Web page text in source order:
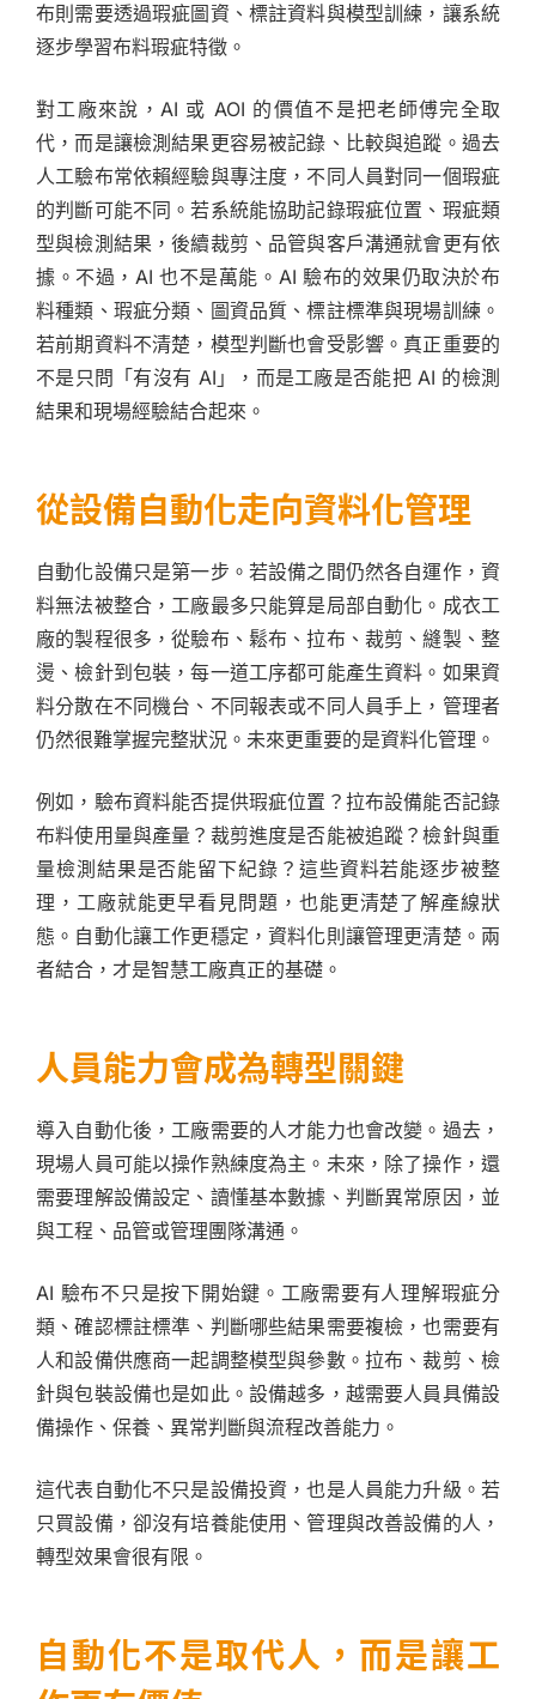
布則需要透過瑕疵圖資、標註資料與模型訓練，讓系統
逐步學習布料瑕疵特徵。
對工廠來說，AI 或 AOI 的價值不是把老師傅完全取
代，而是讓檢測結果更容易被記錄、比較與追蹤。過去
人工驗布常依賴經驗與專注度，不同人員對同一個瑕疵
的判斷可能不同。若系統能協助記錄瑕疵位置、瑕疵類
型與檢測結果，後續裁剪、品管與客戶溝通就會更有依
據。不過，AI 也不是萬能。AI 驗布的效果仍取決於布
料種類、瑕疵分類、圖資品質、標註標準與現場訓練。
若前期資料不清楚，模型判斷也會受影響。真正重要的
不是只問「有沒有 AI」，而是工廠是否能把 AI 的檢測
結果和現場經驗結合起來。
從設備自動化走向資料化管理
自動化設備只是第一步。若設備之間仍然各自運作，資
料無法被整合，工廠最多只能算是局部自動化。成衣工
廠的製程很多，從驗布、鬆布、拉布、裁剪、縫製、整
燙、檢針到包裝，每一道工序都可能產生資料。如果資
料分散在不同機台、不同報表或不同人員手上，管理者
仍然很難掌握完整狀況。未來更重要的是資料化管理。
例如，驗布資料能否提供瑕疵位置？拉布設備能否記錄
布料使用量與產量？裁剪進度是否能被追蹤？檢針與重
量檢測結果是否能留下紀錄？這些資料若能逐步被整
理，工廠就能更早看見問題，也能更清楚了解產線狀
態。自動化讓工作更穩定，資料化則讓管理更清楚。兩
者結合，才是智慧工廠真正的基礎。
人員能力會成為轉型關鍵
導入自動化後，工廠需要的人才能力也會改變。過去，
現場人員可能以操作熟練度為主。未來，除了操作，還
需要理解設備設定、讀懂基本數據、判斷異常原因，並
與工程、品管或管理團隊溝通。
AI 驗布不只是按下開始鍵。工廠需要有人理解瑕疵分
類、確認標註標準、判斷哪些結果需要複檢，也需要有
人和設備供應商一起調整模型與參數。拉布、裁剪、檢
針與包裝設備也是如此。設備越多，越需要人員具備設
備操作、保養、異常判斷與流程改善能力。
這代表自動化不只是設備投資，也是人員能力升級。若
只買設備，卻沒有培養能使用、管理與改善設備的人，
轉型效果會很有限。
自動化不是取代人，而是讓工